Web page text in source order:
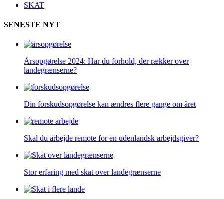
SKAT
SENESTE NYT
Årsopgørelse 2024: Har du forhold, der rækker over
landegrænserne?
Din forskudsopgørelse kan ændres flere gange om året
Skal du arbejde remote for en udenlandsk arbejdsgiver?
Stor erfaring med skat over landegrænserne